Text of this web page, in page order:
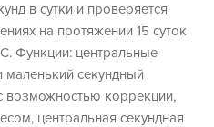
в сутки и проверяется
на протяжении 15 суток
Функции: центральные
маленький секундный
возможностью коррекции,
центральная секундная